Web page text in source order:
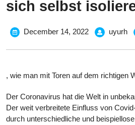
sich selbst
December 14, 2022December
uyurh
, wie man mit Toren auf dem richtigen
Der Coronavirus hat die Welt in
Der weit verbreitete Einfluss von
durch unterschiedliche und